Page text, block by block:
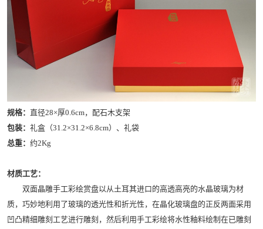
规格： 直径28×厚0.6cm，配石木支架
包装： 礼盒（31.2×31.2×6.8cm）、礼袋
总重： 约2Kg
材质工艺：
双面晶雕手工彩绘赏盘以从土耳其进口的高透高亮的水晶玻璃为材
质，巧妙地利用了玻璃的透光性和折光性，在晶化玻璃盘的正反两面采用
凹凸精细雕刻工艺进行雕刻，然后利用手工彩绘将水性釉料绘制在已雕刻